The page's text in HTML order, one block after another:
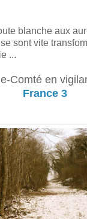
blanche aux
sont vite
...
Comté en
France 3